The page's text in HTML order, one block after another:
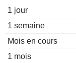
1 jour
1 semaine
Mois en cours
1 mois